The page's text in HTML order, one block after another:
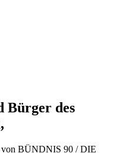
Bürger des
von BÜNDNIS 90 / DIE